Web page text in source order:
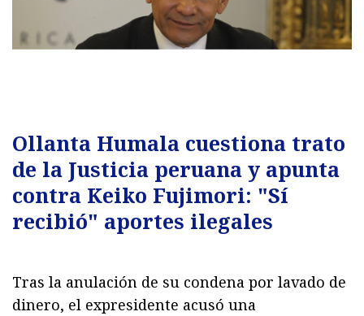
Ollanta Humala cuestiona trato
de la Justicia peruana y apunta
contra Keiko Fujimori: "Sí
recibió" aportes ilegales
Tras la anulación de su condena por lavado de
dinero, el expresidente acusó una